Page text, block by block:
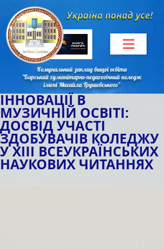
Комунальний заклад вищої освіти
"Барський гуманітарно-педагогічний коледж
імені Михайла Грушевського"
ІННОВАЦІЇ В
МУЗИЧНІЙ ОСВІТІ:
ДОСВІД УЧАСТІ
ЗДОБУВАЧІВ КОЛЕДЖУ
У ХІІІ ВСЕУКРАЇНСЬКИХ
НАУКОВИХ ЧИТАННЯХ